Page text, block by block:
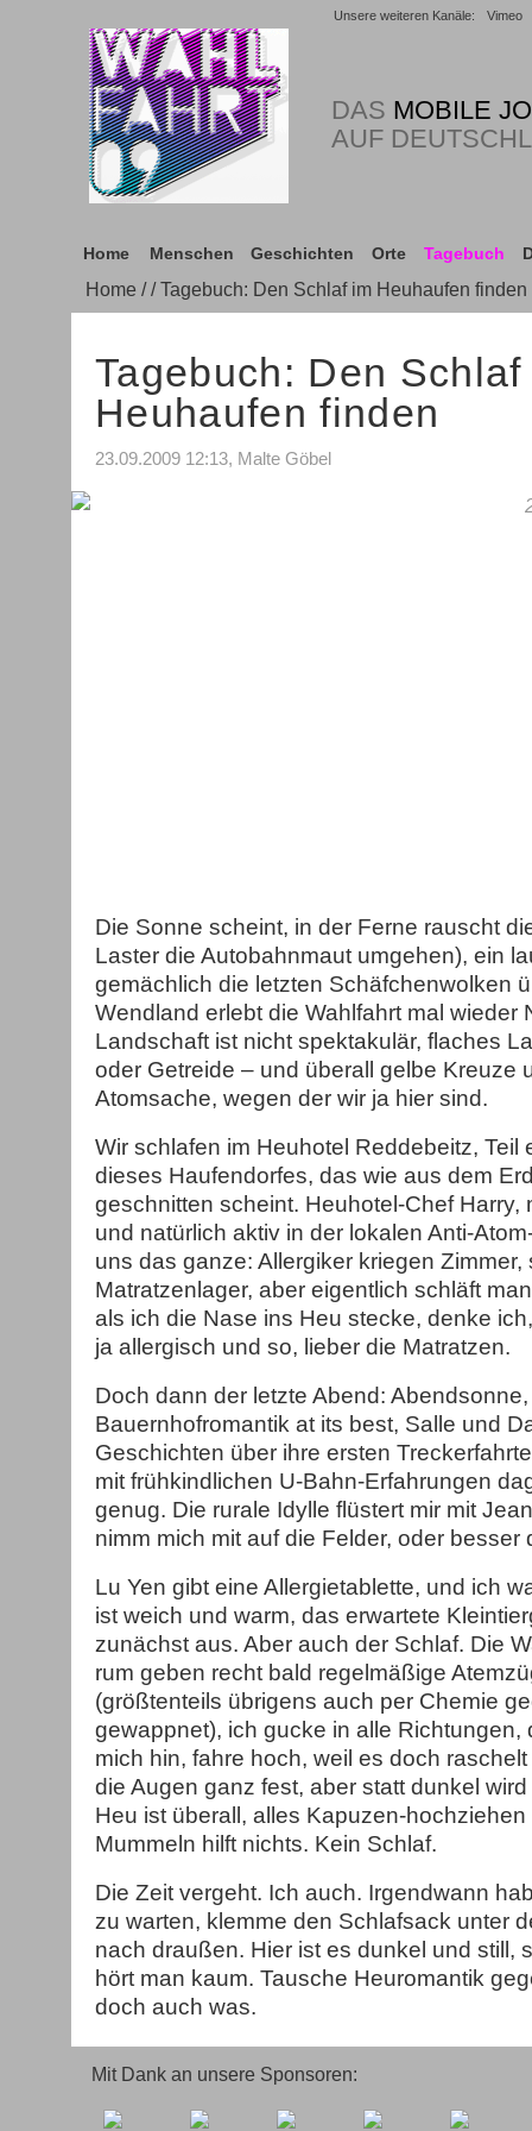
Unsere weiteren Kanäle: Vimeo
DAS MOBILE
AUF
Home Menschen Geschichten Orte Tagebuch
Home // Tagebuch: Den Schlaf im Heuhaufen finden
Tagebuch: Den Schlaf
Heuhaufen finden
23.09.2009 12:13, Malte Göbel
Die Sonne scheint, in der Ferne rauscht
Laster die Autobahnmaut umgehen), ein
gemächlich die letzten Schäfchenwolken
Wendland erlebt die Wahlfahrt mal wieder
Landschaft ist nicht spektakulär, flaches
oder Getreide – und überall gelbe Kreuze
Atomsache, wegen der wir ja hier sind.
Wir schlafen im Heuhotel Reddebeitz, Teil
dieses Haufendorfes, das wie aus dem
geschnitten scheint. Heuhotel-Chef Harry,
und natürlich aktiv in der lokalen Anti-
uns das ganze: Allergiker kriegen
Matratzenlager, aber eigentlich schläft
als ich die Nase ins Heu stecke, denke
ja allergisch und so, lieber die Matratzen.
Doch dann der letzte Abend:
Bauernhofromantik at its best, Salle und
Geschichten über ihre ersten
mit frühkindlichen U-Bahn-Erfahrungen
genug. Die rurale Idylle flüstert mir mit
nimm mich mit auf die Felder, oder besser
Lu Yen gibt eine Allergietablette, und ich
ist weich und warm, das erwartete
zunächst aus. Aber auch der Schlaf. Die
rum geben recht bald regelmäßige
(größtenteils übrigens auch per Chemie
gewappnet), ich gucke in alle Richtungen,
mich hin, fahre hoch, weil es doch
die Augen ganz fest, aber statt dunkel
Heu ist überall, alles Kapuzen-
Mummeln hilft nichts. Kein Schlaf.
Die Zeit vergeht. Ich auch. Irgendwann
zu warten, klemme den Schlafsack unter
nach draußen. Hier ist es dunkel und still,
hört man kaum. Tausche Heuromantik
doch auch was.
Mit Dank an unsere Sponsoren: